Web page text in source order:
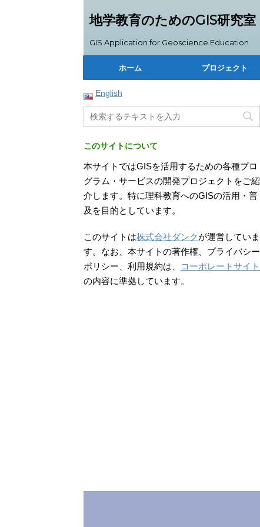
地学教育のためのGIS研究室
GIS Application for Geoscience Education
ホーム プロジェクト
English
このサイトについて
本サイトではGISを活用するための各種プロ
グラム・サービスの開発プロジェクトをご紹
介します。特に理科教育へのGISの活用・普
及を目的としています。
このサイトは株式会社ダンクが運営していま
す。なお、本サイトの著作権、プライバシー
ポリシー、利用規約は、
コーポレートサイト
の内容に準拠しています。